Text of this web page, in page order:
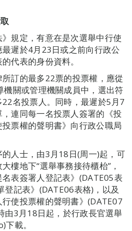
規定，有意在是次選舉中行使
遲於4月23日或之前向行政公
代表的身份資料。
訂的最多22票的投票權，應從
關或管理機關成員中，選出符
名投票人。同時，最遲於5月7
連同每一名投票人簽署的《投
票權的聲明書》向行政公職局
人士，由3月18日(周一)起，可
樓地下“選舉事務接待櫃枱”，
表簽署人登記表》(DATE05表
登記表》(DATE06表格)，以及
行使投票權的聲明書》(DATE07
由3月18日起，於行政長官選舉
載。